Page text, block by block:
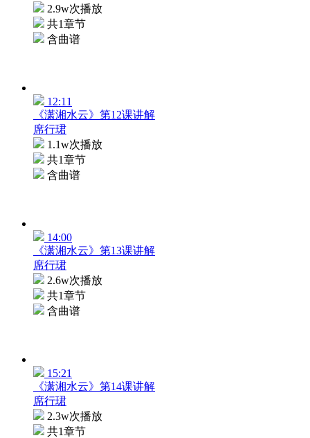
2.9w次播放
共1章节
含曲谱
12:11
《潇湘水云》第12课讲解
席行珺
1.1w次播放
共1章节
含曲谱
14:00
《潇湘水云》第13课讲解
席行珺
2.6w次播放
共1章节
含曲谱
15:21
《潇湘水云》第14课讲解
席行珺
2.3w次播放
共1章节